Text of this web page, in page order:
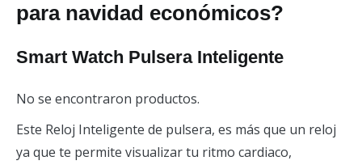
para navidad económicos?
Smart Watch Pulsera Inteligente
No se encontraron productos.
Este Reloj Inteligente de pulsera, es más que un reloj
ya que te permite visualizar tu ritmo cardiaco,